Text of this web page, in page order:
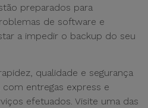
preparados para
de software e
a impedir o backup do seu
qualidade e segurança
entregas express e
efetuados. Visite uma das